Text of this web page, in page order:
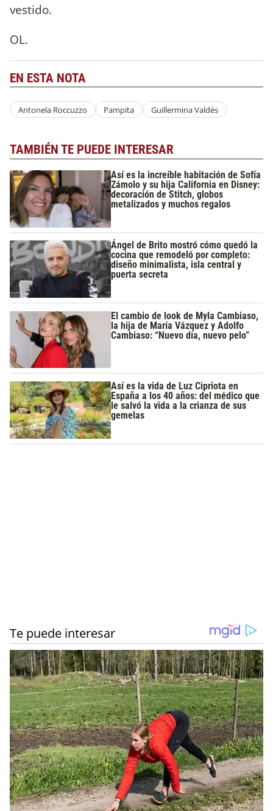
vestido.
OL.
EN ESTA NOTA
Antonela Roccuzzo Pampita Guillermina Valdés
TAMBIÉN TE PUEDE INTERESAR
Así es la increíble habitación de Sofía
Zámolo y su hija California en Disney:
decoración de Stitch, globos
metalizados y muchos regalos
Ángel de Brito mostró cómo quedó la
cocina que remodeló por completo:
diseño minimalista, isla central y
puerta secreta
El cambio de look de Myla Cambiaso,
la hija de María Vázquez y Adolfo
Cambiaso: “Nuevo día, nuevo pelo”
Así es la vida de Luz Cipriota en
España a los 40 años: del médico que
le salvó la vida a la crianza de sus
gemelas